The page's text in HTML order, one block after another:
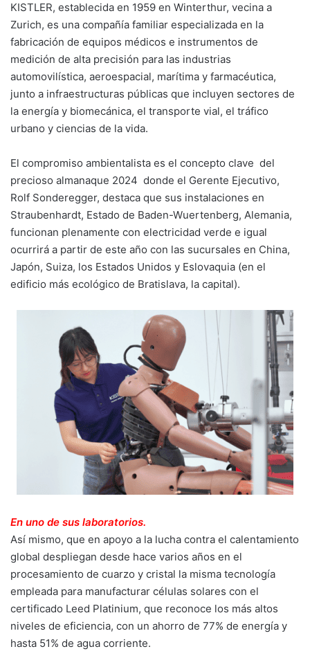
KISTLER, establecida en 1959 en Winterthur, vecina a
Zurich, es una compañía familiar especializada en la
fabricación de equipos médicos e instrumentos de
medición de alta precisión para las industrias
automovilística, aeroespacial, marítima y farmacéutica,
junto a infraestructuras públicas que incluyen sectores de
la energía y biomecánica, el transporte vial, el tráfico
urbano y ciencias de la vida.
El compromiso ambientalista es el concepto clave del
precioso almanaque 2024 donde el Gerente Ejecutivo,
Rolf Sonderegger, destaca que sus instalaciones en
Straubenhardt, Estado de Baden-Wuertenberg, Alemania,
funcionan plenamente con electricidad verde e igual
ocurrirá a partir de este año con las sucursales en China,
Japón, Suiza, los Estados Unidos y Eslovaquia (en el
edificio más ecológico de Bratislava, la capital).
En uno de sus laboratorios.
Así mismo, que en apoyo a la lucha contra el calentamiento
global despliegan desde hace varios años en el
procesamiento de cuarzo y cristal la misma tecnología
empleada para manufacturar células solares con el
certificado Leed Platinium, que reconoce los más altos
niveles de eficiencia, con un ahorro de 77% de energía y
hasta 51% de agua corriente.